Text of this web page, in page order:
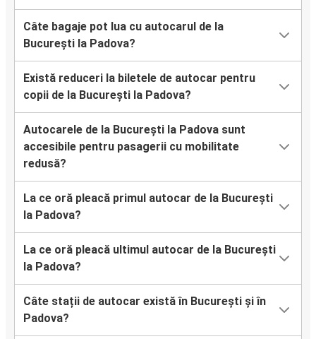
Câte bagaje pot lua cu autocarul de la
București la Padova?
Există reduceri la biletele de autocar pentru
copii de la București la Padova?
Autocarele de la București la Padova sunt
accesibile pentru pasagerii cu mobilitate
redusă?
La ce oră pleacă primul autocar de la București
la Padova?
La ce oră pleacă ultimul autocar de la București
la Padova?
Câte stații de autocar există în București și în
Padova?